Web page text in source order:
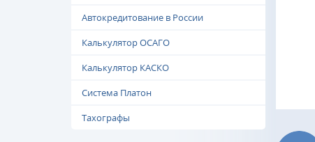
Автокредитование в России
Калькулятор ОСАГО
Калькулятор КАСКО
Система Платон
Тахографы